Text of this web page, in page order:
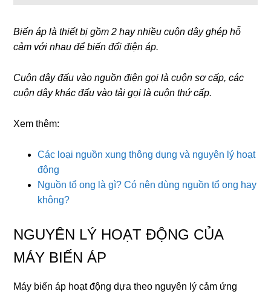
Biến áp là thiết bị gồm 2 hay nhiều cuộn dây ghép hỗ
cảm với nhau để biến đổi điện áp.
Cuộn dây đấu vào nguồn điện gọi là cuộn sơ cấp, các
cuộn dây khác đấu vào tải gọi là cuộn thứ cấp.
Xem thêm:
Các loại nguồn xung thông dụng và nguyên lý hoạt
động
Nguồn tổ ong là gì? Có nên dùng nguồn tổ ong hay
không?
NGUYÊN LÝ HOẠT ĐỘNG CỦA
MÁY BIẾN ÁP
Máy biến áp hoạt động dựa theo nguyên lý cảm ứng